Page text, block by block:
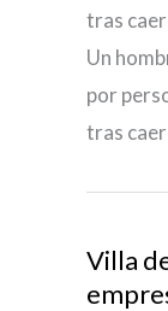
tras
Un
por
tras
Villa